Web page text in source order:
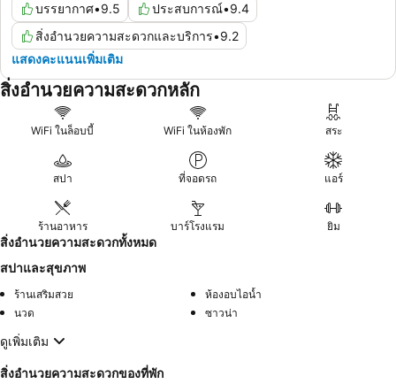
บรรยากาศ•9.5 ประสบการณ์•9.4
สิ่งอำนวยความสะดวกและบริการ•9.2
แสดงคะแนนเพิ่มเติม
สิ่งอำนวยความสะดวกหลัก
WiFi ในล็อบบี้ WiFi ในห้องพัก สระ
สปา ที่จอดรถ แอร์
ร้านอาหาร บาร์โรงแรม ยิม
สิ่งอำนวยความสะดวกทั้งหมด
สปาและสุขภาพ
ร้านเสริมสวย
ห้องอบไอน้ำ
นวด
ซาวน่า
ดูเพิ่มเติม
สิ่งอำนวยความสะดวกของที่พัก